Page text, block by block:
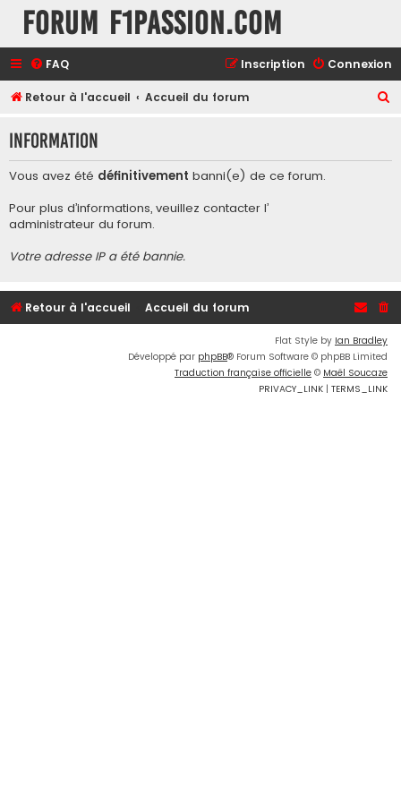
Forum F1Passion.com
FAQ Connexion
Inscription
Retour à l'accueil Accueil du forum
h
Information
Vous avez été définitivement banni(e) de ce forum.
Pour plus d’informations, veuillez contacter l’
administrateur du forum.
Votre adresse IP a été bannie.
Retour à l'accueil Accueil du forum
Flat Style by Ian Bradley
Développé par phpBB® Forum Software © phpBB Limited
Traduction française officielle © Maël Soucaze
PRIVACY_LINK | TERMS_LINK